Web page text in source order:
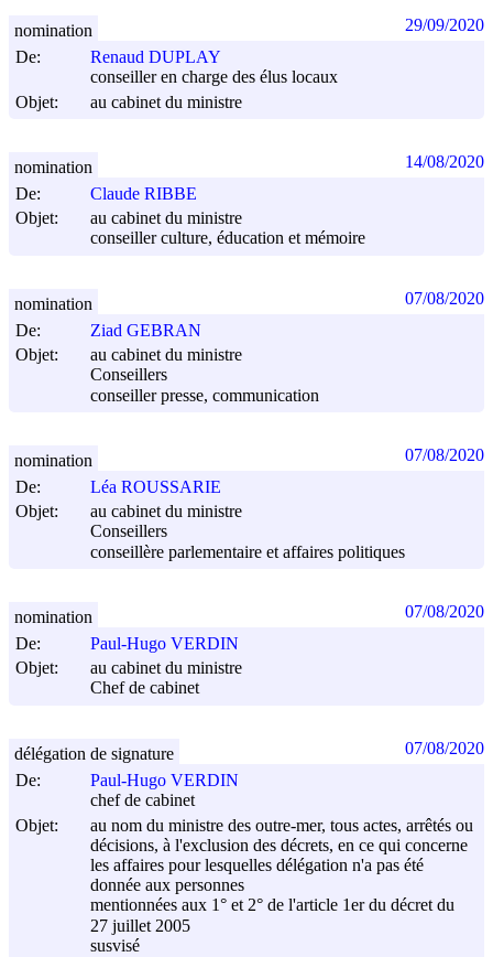
De:
Renaud DUPLAY
conseiller en charge des élus locaux
Objet:
au cabinet du ministre
nomination 29/09/2020
De:
Claude RIBBE
Objet:
au cabinet du ministre
conseiller culture, éducation et mémoire
nomination 14/08/2020
De:
Ziad GEBRAN
Objet:
au cabinet du ministre
Conseillers
conseiller presse, communication
nomination 07/08/2020
De:
Léa ROUSSARIE
Objet:
au cabinet du ministre
Conseillers
conseillère parlementaire et affaires politiques
nomination 07/08/2020
De:
Paul-Hugo VERDIN
Objet:
au cabinet du ministre
Chef de cabinet
nomination 07/08/2020
De:
Paul-Hugo VERDIN
chef de cabinet
Objet:
au nom du ministre des outre-mer, tous actes, arrêtés ou
décisions, à l'exclusion des décrets, en ce qui concerne
les affaires pour lesquelles délégation n'a pas été
donnée aux personnes
mentionnées aux 1° et 2° de l'article 1er du décret du
27 juillet 2005
susvisé
délégation de signature 07/08/2020